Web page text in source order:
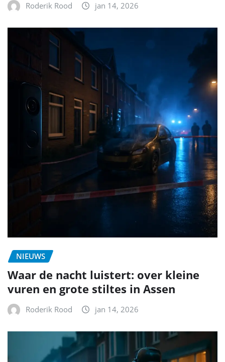
Roderik Rood jan 14, 2026
NIEUWS
Waar de nacht luistert: over kleine
vuren en grote stiltes in Assen
Roderik Rood jan 14, 2026